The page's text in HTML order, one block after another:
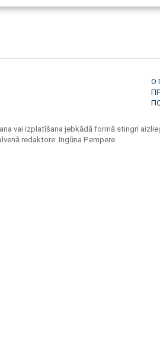
О
vai izplatīšana jebkādā formā stingri
redaktore: Ingūna Pempere.